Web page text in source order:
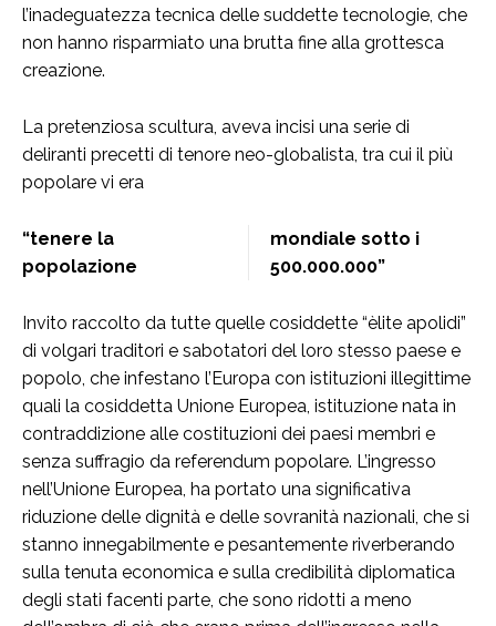
l’inadeguatezza tecnica delle suddette tecnologie, che
non hanno risparmiato una brutta fine alla grottesca
creazione.
La pretenziosa scultura, aveva incisi una serie di
deliranti precetti di tenore neo-globalista, tra cui il più
popolare vi era
“tenere la
popolazione
mondiale sotto i
500.000.000”
Invito raccolto da tutte quelle cosiddette “èlite apolidi”
di volgari traditori e sabotatori del loro stesso paese e
popolo, che infestano l’Europa con istituzioni illegittime
quali la cosiddetta Unione Europea, istituzione nata in
contraddizione alle costituzioni dei paesi membri e
senza suffragio da referendum popolare. L’ingresso
nell’Unione Europea, ha portato una significativa
riduzione delle dignità e delle sovranità nazionali, che si
stanno innegabilmente e pesantemente riverberando
sulla tenuta economica e sulla credibilità diplomatica
degli stati facenti parte, che sono ridotti a meno